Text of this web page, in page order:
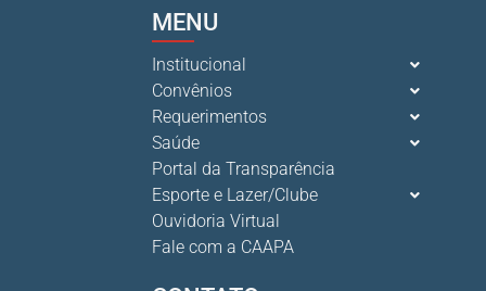
MENU
Institucional
Convênios
Requerimentos
Saúde
Portal da Transparência
Esporte e Lazer/Clube
Ouvidoria Virtual
Fale com a CAAPA